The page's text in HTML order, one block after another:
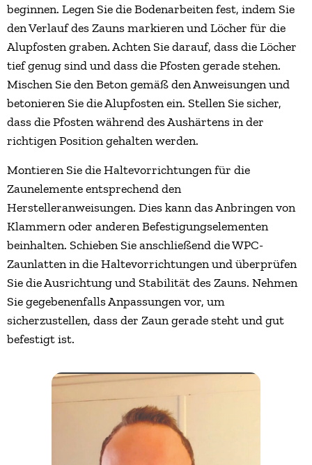
beginnen. Legen Sie die Bodenarbeiten fest, indem Sie
den Verlauf des Zauns markieren und Löcher für die
Alupfosten graben. Achten Sie darauf, dass die Löcher
tief genug sind und dass die Pfosten gerade stehen.
Mischen Sie den Beton gemäß den Anweisungen und
betonieren Sie die Alupfosten ein. Stellen Sie sicher,
dass die Pfosten während des Aushärtens in der
richtigen Position gehalten werden.
Montieren Sie die Haltevorrichtungen für die
Zaunelemente entsprechend den
Herstelleranweisungen. Dies kann das Anbringen von
Klammern oder anderen Befestigungselementen
beinhalten. Schieben Sie anschließend die WPC-
Zaunlatten in die Haltevorrichtungen und überprüfen
Sie die Ausrichtung und Stabilität des Zauns. Nehmen
Sie gegebenenfalls Anpassungen vor, um
sicherzustellen, dass der Zaun gerade steht und gut
befestigt ist.